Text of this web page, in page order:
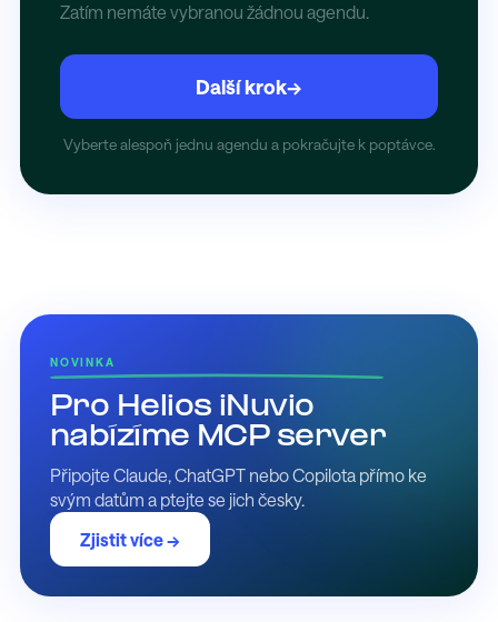
Zatím nemáte vybranou žádnou agendu.
Další krok→
Vyberte alespoň jednu agendu a pokračujte k poptávce.
NOVINKA
Pro Helios iNuvio
nabízíme MCP server
Připojte Claude, ChatGPT nebo Copilota přímo ke
svým datům a ptejte se jich česky.
Zjistit více →